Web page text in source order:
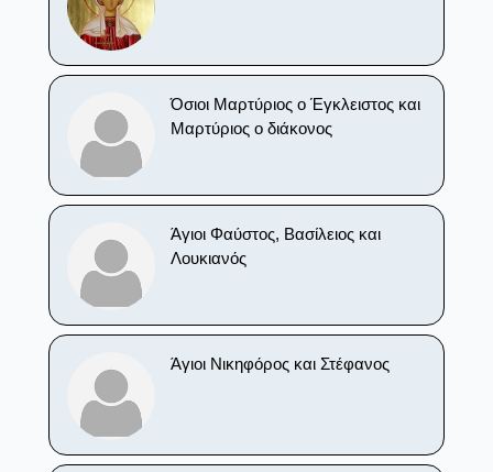
Όσιοι Μαρτύριος ο Έγκλειστος και
Μαρτύριος ο διάκονος
Άγιοι Φαύστος, Βασίλειος και
Λουκιανός
Άγιοι Νικηφόρος και Στέφανος